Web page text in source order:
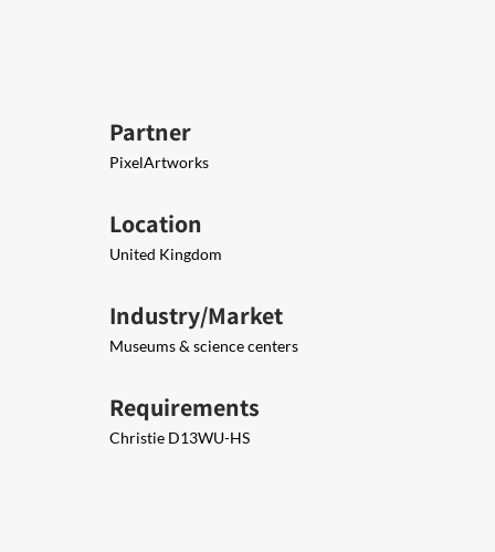
Partner
PixelArtworks
Location
United Kingdom
Industry/Market
Museums & science centers
Requirements
Christie D13WU-HS